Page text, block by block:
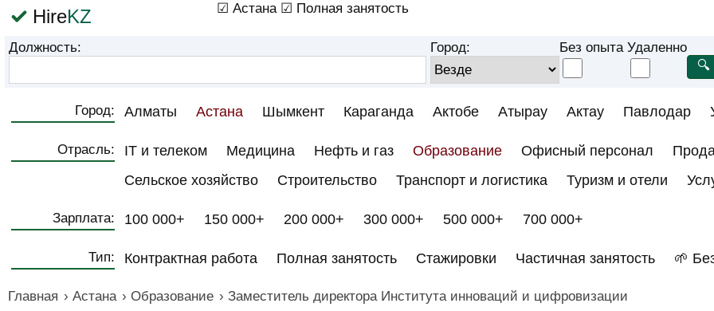
HireKZ ☑ Астана ☑ Полная занятость
Должность: Город: Без опыта Удаленно
Город: Алматы Астана Шымкент Караганда Актобе Атырау Актау Павлодар
Отрасль: IT и телеком Медицина Нефть и газ Образование Офисный персонал
Сельское хозяйство
Строительство Транспорт и логистика Туризм и отели
Зарплата: 100 000+ 150 000+ 200 000+ 300 000+ 500 000+ 700 000+
Тип: Контрактная работа Полная занятость Стажировки Частичная занятость 🌱
Главная › Астана › Образование › Заместитель директора Института инноваций и цифровизации